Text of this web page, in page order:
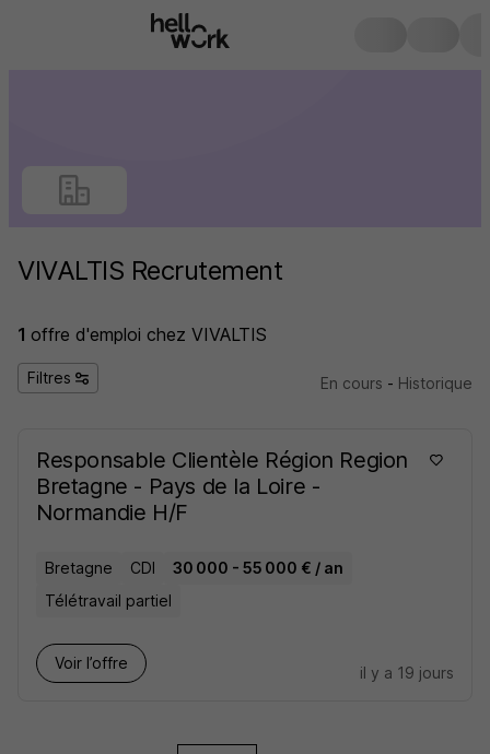
VIVALTIS Recrutement
1 offre d'emploi chez VIVALTIS
Filtres En cours - Historique
Responsable Clientèle Région Region
Bretagne - Pays de la Loire -
Normandie H/F
Bretagne CDI
30 000 - 55 000 € / an
Télétravail partiel
Voir l’offre
il y a 19 jours